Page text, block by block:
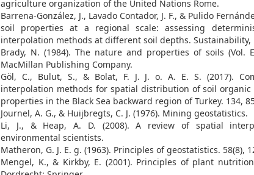
agriculture organization of the United Nations Rome.
Barrena-González, J., Lavado Contador, J. F., & Pulido
soil properties at a regional scale: assessing
interpolation methods at different soil depths. Sustainability,
Brady, N. (1984). The nature and properties of soils (Vol.
MacMillan Publishing Company.
Göl, C., Bulut, S., & Bolat, F. J. J. o. A. E. S. (2017).
interpolation methods for spatial distribution of soil organic
properties in the Black Sea backward region of Turkey. 134,
Journel, A. G., & Huijbregts, C. J. (1976). Mining geostatistics.
Li, J., & Heap, A. D. (2008). A review of spatial
environmental scientists.
Matheron, G. J. E. g. (1963). Principles of geostatistics. 58(8),
Mengel, K., & Kirkby, E. (2001). Principles of plant